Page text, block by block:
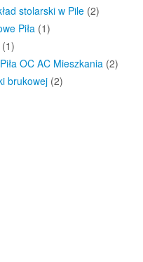
stolarski w Pile (2)
Piła (1)
(1)
OC AC Mieszkania (2)
brukowej (2)